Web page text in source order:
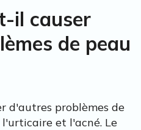
il causer
de peau
d'autres problèmes de
l'urticaire et l'acné. Le